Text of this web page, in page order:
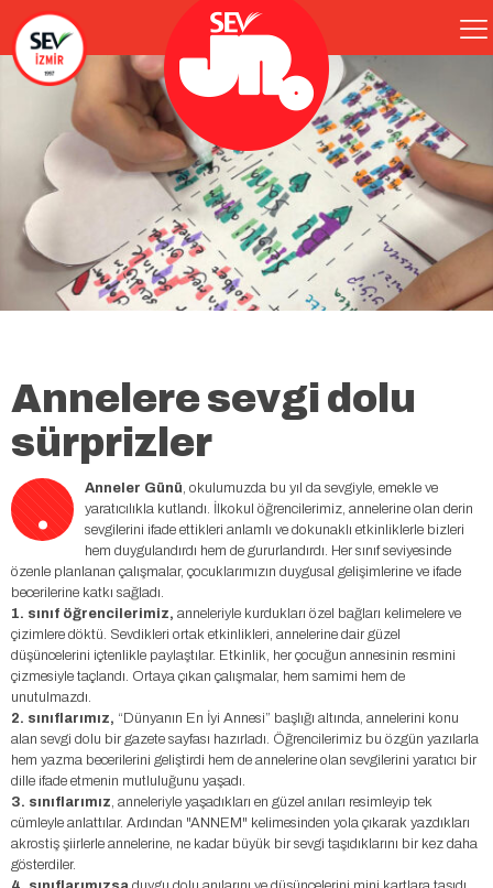
Annelere sevgi dolu
sürprizler
. Anneler Günü, okulumuzda bu yıl da sevgiyle, emekle ve
yaratıcılıkla kutlandı. İlkokul öğrencilerimiz, annelerine olan derin
sevgilerini ifade ettikleri anlamlı ve dokunaklı etkinliklerle bizleri
hem duygulandırdı hem de gururlandırdı. Her sınıf seviyesinde
özenle planlanan çalışmalar, çocuklarımızın duygusal gelişimlerine ve ifade
becerilerine katkı sağladı.
1. sınıf öğrencilerimiz, anneleriyle kurdukları özel bağları kelimelere ve
çizimlere döktü. Sevdikleri ortak etkinlikleri, annelerine dair güzel
düşüncelerini içtenlikle paylaştılar. Etkinlik, her çocuğun annesinin resmini
çizmesiyle taçlandı. Ortaya çıkan çalışmalar, hem samimi hem de
unutulmazdı.
2. sınıflarımız, “Dünyanın En İyi Annesi” başlığı altında, annelerini konu
alan sevgi dolu bir gazete sayfası hazırladı. Öğrencilerimiz bu özgün yazılarla
hem yazma becerilerini geliştirdi hem de annelerine olan sevgilerini yaratıcı bir
dille ifade etmenin mutluluğunu yaşadı.
3. sınıflarımız, anneleriyle yaşadıkları en güzel anıları resimleyip tek
cümleyle anlattılar. Ardından "ANNEM" kelimesinden yola çıkarak yazdıkları
akrostiş şiirlerle annelerine, ne kadar büyük bir sevgi taşıdıklarını bir kez daha
gösterdiler.